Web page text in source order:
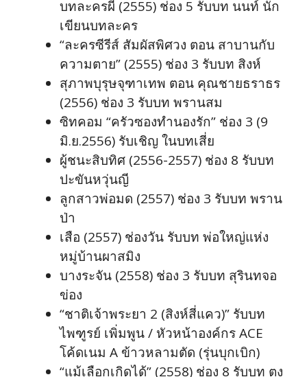
บทละครผี (2555) ช่อง 5 รับบท นนท์ นัก
เขียนบทละคร
“ละครซีรีส์ สัมผัสพิศวง ตอน สาบานกับ
ความตาย” (2555) ช่อง 3 รับบท สิงห์
สุภาพบุรุษจุฑาเทพ ตอน คุณชายธราธร
(2556) ช่อง 3 รับบท พรานสม
ซิทคอม “ครัวซองทำนองรัก” ช่อง 3 (9
มิ.ย.2556) รับเชิญ ในบทเสี่ย
ผู้ชนะสิบทิศ (2556-2557) ช่อง 8 รับบท
ปะขันหวุ่นญี
ลูกสาวพ่อมด (2557) ช่อง 3 รับบท พราน
ป่า
เสือ (2557) ช่องวัน รับบท พ่อใหญ่แห่ง
หมู่บ้านผาสมิง
บางระจัน (2558) ช่อง 3 รับบท สุรินทจอ
ข่อง
“ชาติเจ้าพระยา 2 (สิงห์สี่แคว)” รับบท
ไพฑูรย์ เพิ่มพูน / หัวหน้าองค์กร ACE
โค้ดเนม A ข้าวหลามตัด (รุ่นบุกเบิก)
“แม้เลือกเกิดได้” (2558) ช่อง 8 รับบท ตง